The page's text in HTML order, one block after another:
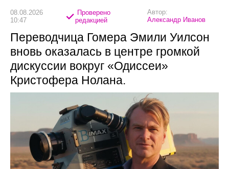
08.08.2026
10:47
Проверено
редакцией
Автор:
Александр Иванов
Переводчица Гомера Эмили Уилсон
вновь оказалась в центре громкой
дискуссии вокруг «Одиссеи»
Кристофера Нолана.